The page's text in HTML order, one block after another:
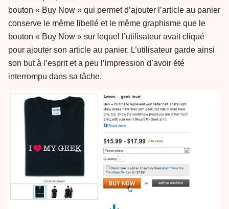
bouton « Buy Now » qui permet d’ajouter l’article au panier
conserve le même libellé et le même graphisme que le
bouton « Buy Now » sur lequel l’utilisateur avait cliqué
pour ajouter son article au panier. L’utilisateur garde ainsi
son but à l’esprit et a peu l’impression d’avoir été
interrompu dans sa tâche.